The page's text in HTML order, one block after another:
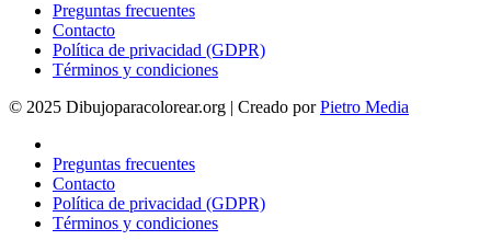
Preguntas frecuentes
Contacto
Política de privacidad (GDPR)
Términos y condiciones
© 2025 Dibujoparacolorear.org | Creado porPietro Media
Preguntas frecuentes
Contacto
Política de privacidad (GDPR)
Términos y condiciones